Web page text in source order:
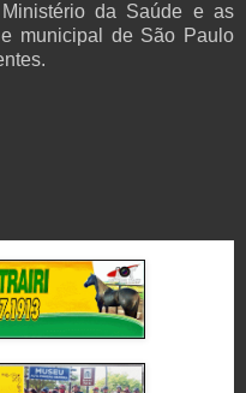
da Saúde e as
municipal de São Paulo